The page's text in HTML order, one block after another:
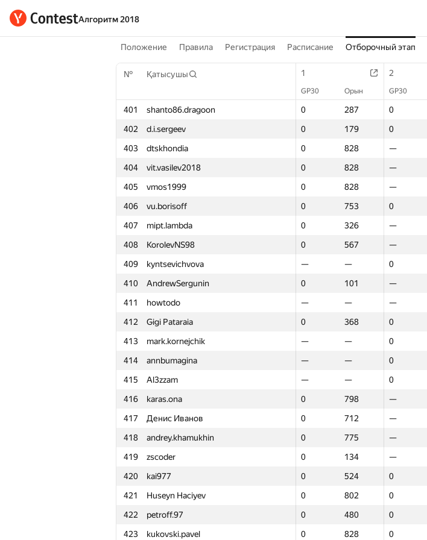
Алгоритм 2018
Положение Правила Регистрация Расписание Отборочный этап
№ Қатысушы 1 2
GP30 Орын GP30
401 shanto86.dragoon 0 287 0
402
d.i.sergeev 0 179 0
403
dtskhondia 0 828 —
404
vit.vasilev2018 0 828 —
405
vmos1999 0 828 —
406
vu.borisoff 0 753 0
407
mipt.lambda 0 326 —
408
KorolevNS98 0 567 —
409
kyntsevichvova — — 0
410
AndrewSergunin 0 101 —
411
howtodo — — —
412
Gigi Pataraia 0 368 0
413
mark.kornejchik — — 0
414
annbumagina — — 0
415
Al3zzam — — 0
416
karas.ona 0 798 —
417
Денис Иванов 0 712 —
418
andrey.khamukhin 0 775 —
419
zscoder 0 134 —
420
kai977 0 524 0
421
Huseyn Haciyev 0 802 0
422
petroff.97 0 480 0
423
kukovski.pavel 0 828 0
Қатысушы 1 2
GP30 Орын GP30